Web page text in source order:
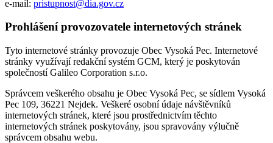
e-mail: pristupnost@dia.gov.cz
Prohlášení provozovatele internetových stránek
Tyto internetové stránky provozuje Obec Vysoká Pec. Internetové
stránky využívají redakční systém GCM, který je poskytován
společností Galileo Corporation s.r.o.
Správcem veškerého obsahu je Obec Vysoká Pec, se sídlem Vysoká
Pec 109, 36221 Nejdek. Veškeré osobní údaje návštěvníků
internetových stránek, které jsou prostřednictvím těchto
internetových stránek poskytovány, jsou spravovány výlučně
správcem obsahu webu.